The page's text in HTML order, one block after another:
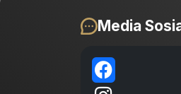
Media